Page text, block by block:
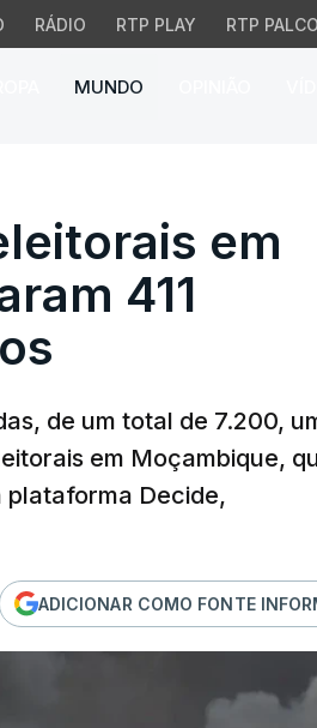
RÁDIO RTP PLAY RTP PALCO
MUNDO
em
em
411
de um total de 7.200,
em Moçambique,
plataforma Decide,
ADICIONAR COMO FONTE